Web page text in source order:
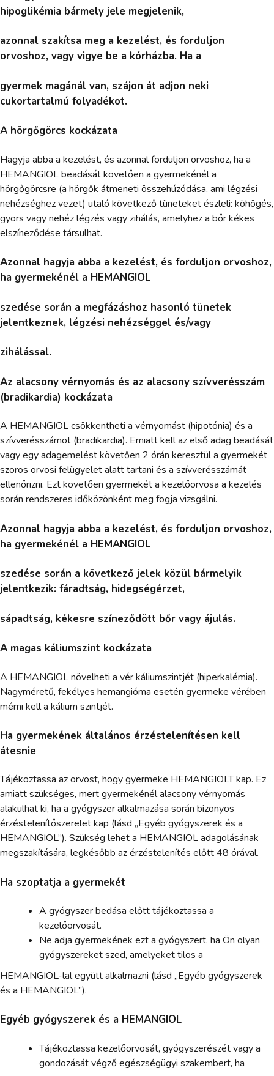
hipoglikémia bármely jele megjelenik,
azonnal szakítsa meg a kezelést, és forduljon
orvoshoz, vagy vigye be a kórházba. Ha a
gyermek magánál van, szájon át adjon neki
cukortartalmú folyadékot.
A hörgőgörcs kockázata
Hagyja abba a kezelést, és azonnal forduljon orvoshoz, ha a
HEMANGIOL beadását követően a gyermekénél a
hörgőgörcsre (a hörgők átmeneti összehúzódása, ami légzési
nehézséghez vezet) utaló következő tüneteket észleli: köhögés,
gyors vagy nehéz légzés vagy zihálás, amelyhez a bőr kékes
elszíneződése társulhat.
Azonnal hagyja abba a kezelést, és forduljon orvoshoz,
ha gyermekénél a HEMANGIOL
szedése során a megfázáshoz hasonló tünetek
jelentkeznek, légzési nehézséggel és/vagy
zihálással.
Az alacsony vérnyomás és az alacsony szívverésszám
(bradikardia) kockázata
A HEMANGIOL csökkentheti a vérnyomást (hipotónia) és a
szívverésszámot (bradikardia). Emiatt kell az első adag beadását
vagy egy adagemelést követően 2 órán keresztül a gyermekét
szoros orvosi felügyelet alatt tartani és a szívverésszámát
ellenőrizni. Ezt követően gyermekét a kezelőorvosa a kezelés
során rendszeres időközönként meg fogja vizsgálni.
Azonnal hagyja abba a kezelést, és forduljon orvoshoz,
ha gyermekénél a HEMANGIOL
szedése során a következő jelek közül bármelyik
jelentkezik: fáradtság, hidegségérzet,
sápadtság, kékesre színeződött bőr vagy ájulás.
A magas káliumszint kockázata
A HEMANGIOL növelheti a vér káliumszintjét (hiperkalémia).
Nagyméretű, fekélyes hemangióma esetén gyermeke vérében
mérni kell a kálium szintjét.
Ha gyermekének általános érzéstelenítésen kell
átesnie
Tájékoztassa az orvost, hogy gyermeke HEMANGIOLT kap. Ez
amiatt szükséges, mert gyermekénél alacsony vérnyomás
alakulhat ki, ha a gyógyszer alkalmazása során bizonyos
érzéstelenítőszerelet kap (lásd „Egyéb gyógyszerek és a
HEMANGIOL”). Szükség lehet a HEMANGIOL adagolásának
megszakítására, legkésőbb az érzéstelenítés előtt 48 órával.
Ha szoptatja a gyermekét
A gyógyszer bedása előtt tájékoztassa a
kezelőorvosát.
Ne adja gyermekének ezt a gyógyszert, ha Ön olyan
gyógyszereket szed, amelyeket tilos a
HEMANGIOL-lal együtt alkalmazni (lásd „Egyéb gyógyszerek
és a HEMANGIOL”).
Egyéb gyógyszerek és a HEMANGIOL
Tájékoztassa kezelőorvosát, gyógyszerészét vagy a
gondozását végző egészségügyi szakembert, ha